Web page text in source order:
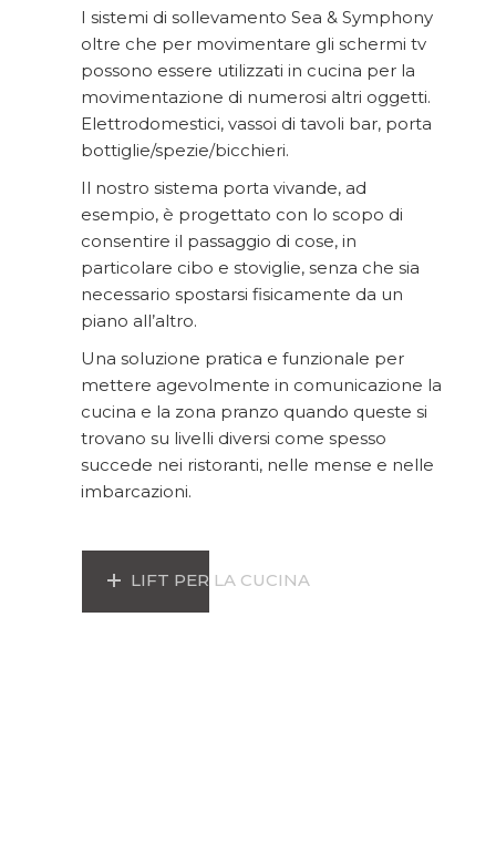
I sistemi di sollevamento Sea & Symphony
oltre che per movimentare gli schermi tv
possono essere utilizzati in cucina per la
movimentazione di numerosi altri oggetti.
Elettrodomestici, vassoi di tavoli bar, porta
bottiglie/spezie/bicchieri.
Il nostro sistema porta vivande, ad
esempio, è progettato con lo scopo di
consentire il passaggio di cose, in
particolare cibo e stoviglie, senza che sia
necessario spostarsi fisicamente da un
piano all’altro.
Una soluzione pratica e funzionale per
mettere agevolmente in comunicazione la
cucina e la zona pranzo quando queste si
trovano su livelli diversi come spesso
succede nei ristoranti, nelle mense e nelle
imbarcazioni.
LIFT PER LA CUCINA